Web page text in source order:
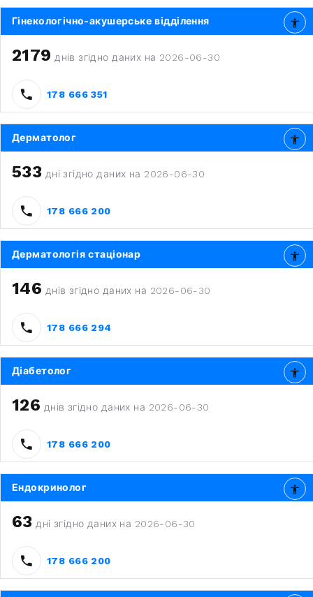
Гінекологічно-акушерське відділення
2179 днів згідно даних на 2026-06-30
178 666 351
Дерматолог
533 дні згідно даних на 2026-06-30
178 666 200
Дерматологія стаціонар
146 днів згідно даних на 2026-06-30
178 666 294
Діабетолог
126 днів згідно даних на 2026-06-30
178 666 200
Ендокринолог
63 дні згідно даних на 2026-06-30
178 666 200